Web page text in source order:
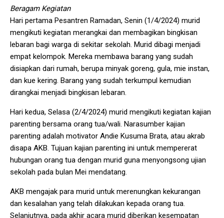
Beragam Kegiatan
Hari pertama Pesantren Ramadan, Senin (1/4/2024) murid
mengikuti kegiatan merangkai dan membagikan bingkisan
lebaran bagi warga di sekitar sekolah. Murid dibagi menjadi
empat kelompok. Mereka membawa barang yang sudah
disiapkan dari rumah, berupa minyak goreng, gula, mie instan,
dan kue kering. Barang yang sudah terkumpul kemudian
dirangkai menjadi bingkisan lebaran.
Hari kedua, Selasa (2/4/2024) murid mengikuti kegiatan kajian
parenting bersama orang tua/wali. Narasumber kajian
parenting adalah motivator Andie Kusuma Brata, atau akrab
disapa AKB. Tujuan kajian parenting ini untuk mempererat
hubungan orang tua dengan murid guna menyongsong ujian
sekolah pada bulan Mei mendatang.
AKB mengajak para murid untuk merenungkan kekurangan
dan kesalahan yang telah dilakukan kepada orang tua.
Selanjutnya, pada akhir acara murid diberikan kesempatan